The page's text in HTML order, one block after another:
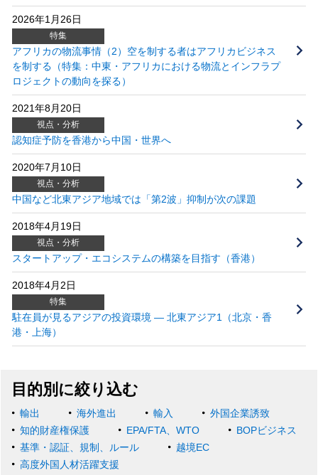
2026年1月26日
特集
アフリカの物流事情（2）空を制する者はアフリカビジネス
を制する（特集：中東・アフリカにおける物流とインフラプ
ロジェクトの動向を探る）
2021年8月20日
視点・分析
認知症予防を香港から中国・世界へ
2020年7月10日
視点・分析
中国など北東アジア地域では「第2波」抑制が次の課題
2018年4月19日
視点・分析
スタートアップ・エコシステムの構築を目指す（香港）
2018年4月2日
特集
駐在員が見るアジアの投資環境 ― 北東アジア1（北京・香
港・上海）
目的別に絞り込む
輸出 海外進出 輸入
外国企業誘致
知的財産権保護
EPA/FTA、WTO
BOPビジネス
基準・認証、規制、ルール
越境EC
高度外国人材活躍支援